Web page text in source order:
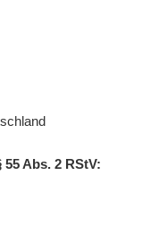
Abs. 2 RStV: